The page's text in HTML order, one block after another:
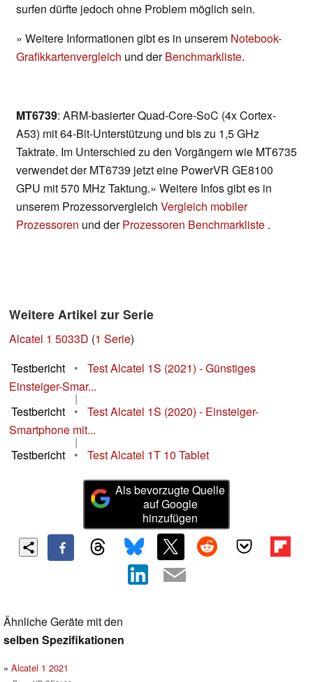
surfen dürfte jedoch ohne Problem möglich sein.
» Weitere Informationen gibt es in unserem Notebook-
Grafikkartenvergleich und derBenchmarkliste.
MT6739: ARM-basierter Quad-Core-SoC (4x Cortex-
A53) mit 64-Bit-Unterstützung und bis zu 1,5 GHz
Taktrate. Im Unterschied zu den Vorgängern wie MT6735
verwendet der MT6739 jetzt eine PowerVR GE8100
GPU mit 570 MHz Taktung.» Weitere Infos gibt es in
unserem Prozessorvergleich Vergleich mobiler
Prozessoren und derProzessoren Benchmarkliste .
Weitere Artikel zur Serie
Alcatel 1 5033D (1 Serie)
Testbericht
•
Test Alcatel 1S (2021) - Günstiges
Einsteiger-Smar...
|
Testbericht
•
Test Alcatel 1S (2020) - Einsteiger-
Smartphone mit...
|
Testbericht
• Test Alcatel 1T 10 Tablet
Als bevorzugte Quelle
auf Google
hinzufügen
Ähnliche Geräte mit den
selben Spezifikationen
Alcatel 1 2021